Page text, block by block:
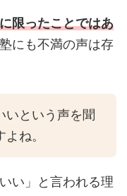
限ったことではあ
にも不満の声は存
いという声を聞
ね。
い」と言われる理